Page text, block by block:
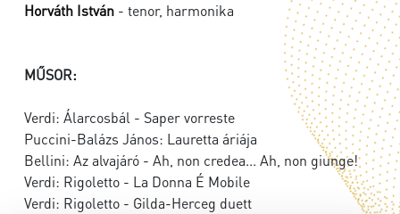
Horváth István - tenor, harmonika
MŰSOR:
Verdi: Álarcosbál - Saper vorreste
Puccini-Balázs János: Lauretta áriája
Bellini: Az alvajáró - Ah, non credea... Ah, non giunge!
Verdi: Rigoletto - La Donna É Mobile
Verdi: Rigoletto - Gilda-Herceg duett